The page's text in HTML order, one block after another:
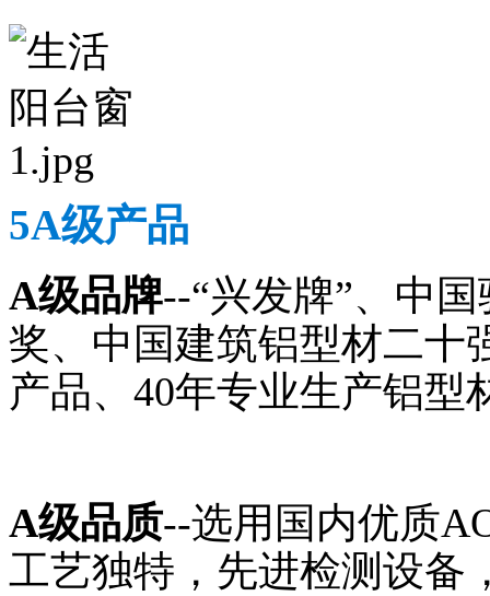
5A级产品
A级品牌--“兴发牌”、中
奖、中国建筑铝型材二十
产品、40年专业生产铝型
A级品质--选用国内优质
工艺独特，先进检测设备